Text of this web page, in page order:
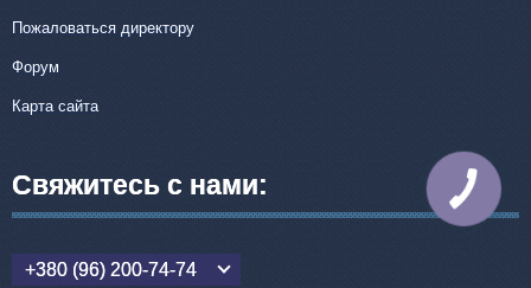
Пожаловаться директору
Форум
Карта сайта
Свяжитесь с нами:
+380 (96) 200-74-74
КНОПКА
СВЯЗИ